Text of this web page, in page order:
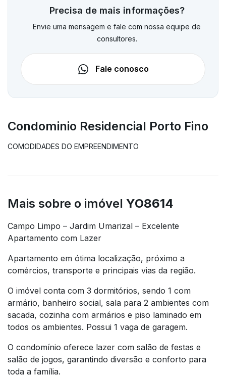
Precisa de mais informações?
Envie uma mensagem e fale com nossa equipe de
consultores.
Fale conosco
Condominio Residencial Porto Fino
COMODIDADES DO EMPREENDIMENTO
Mais sobre o imóvel YO8614
Campo Limpo – Jardim Umarizal – Excelente
Apartamento com Lazer
Apartamento em ótima localização, próximo a
comércios, transporte e principais vias da região.
O imóvel conta com 3 dormitórios, sendo 1 com
armário, banheiro social, sala para 2 ambientes com
sacada, cozinha com armários e piso laminado em
todos os ambientes. Possui 1 vaga de garagem.
O condomínio oferece lazer com salão de festas e
salão de jogos, garantindo diversão e conforto para
toda a família.